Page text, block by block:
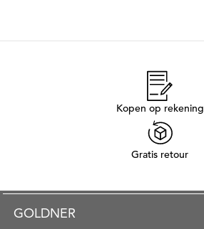
Kopen op rekening
Gratis retour
GOLDNER